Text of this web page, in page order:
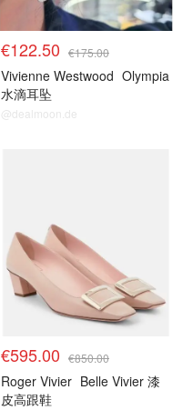
€122.50 €175.00
Vivienne Westwood Olympia
水滴耳坠
@dealmoon.de
€595.00 €850.00
Roger Vivier Belle Vivier 漆
皮高跟鞋